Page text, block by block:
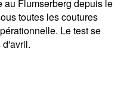
au Flumserberg depuis le
toutes les coutures
Le test se